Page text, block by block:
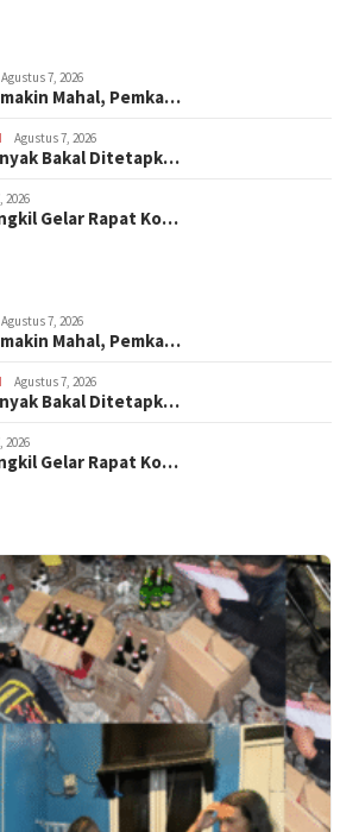
Agustus 7, 2026
Mahal, Pemka…
Agustus 7, 2026
Bakal Ditetapk…
2026
Gelar Rapat Ko…
Agustus 7, 2026
Mahal, Pemka…
Agustus 7, 2026
Bakal Ditetapk…
2026
Gelar Rapat Ko…